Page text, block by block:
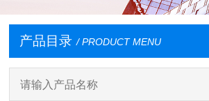
产品目录 / PRODUCT MENU